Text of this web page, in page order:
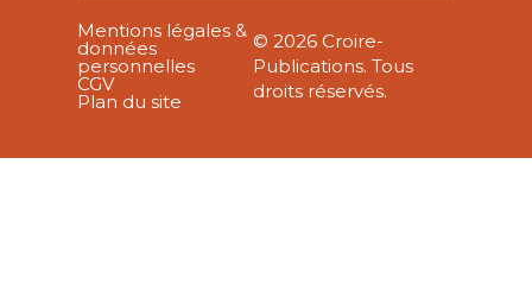
Mentions légales &
données
personnelles
CGV
Plan du site
© 2026 Croire-
Publications. Tous
droits réservés.